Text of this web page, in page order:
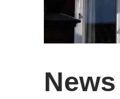
News